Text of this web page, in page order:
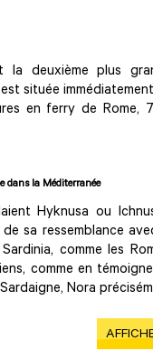
la deuxième plus
située
en ferry de Rome,
dans la Méditerranée
Hyknusa ou
sa ressemblance
comme les
comme en
Nora